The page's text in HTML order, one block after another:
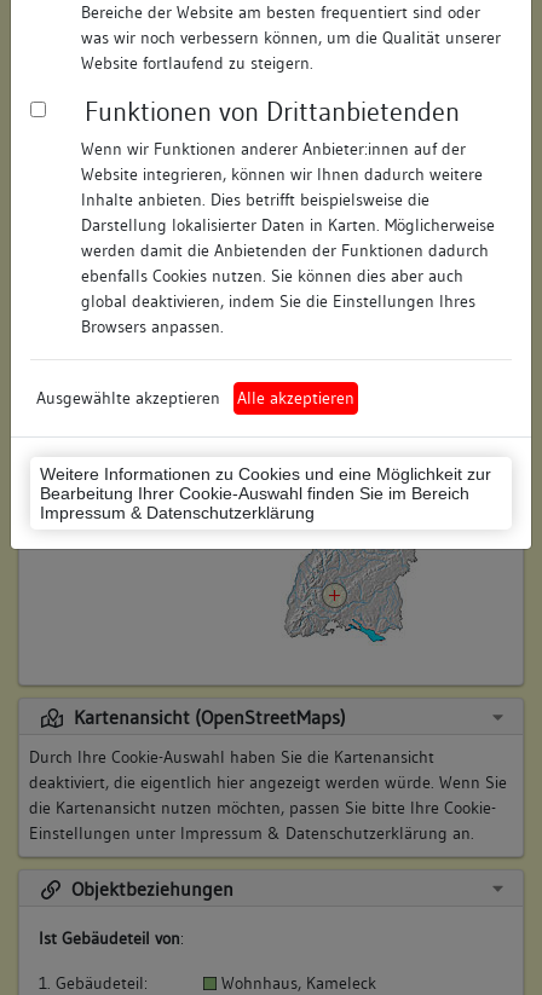
Bereiche der Website am besten frequentiert sind oder
was wir noch verbessern können, um die Qualität unserer
Website fortlaufend zu steigern.
Funktionen von Drittanbietenden
Wenn wir Funktionen anderer Anbieter:innen auf der
Website integrieren, können wir Ihnen dadurch weitere
Inhalte anbieten. Dies betrifft beispielsweise die
Darstellung lokalisierter Daten in Karten. Möglicherweise
werden damit die Anbietenden der Funktionen dadurch
ebenfalls Cookies nutzen. Sie können dies aber auch
global deaktivieren, indem Sie die Einstellungen Ihres
Browsers anpassen.
Ausgewählte akzeptieren Alle akzeptieren
Weitere Informationen zu Cookies und eine Möglichkeit zur
Bearbeitung Ihrer Cookie-Auswahl finden Sie im Bereich
Impressum & Datenschutzerklärung
Straße: Hauptstraße
Hausnummer: 41
Postleitzahl: 78628
Stadt-Teilort: Rottweil
Regierungsbezirk: Freiburg
Rottweil (Landkreis)
Wohnplatzschlüssel: 8325049025
Flurstücknummer: keine
Historischer Straßenname: keiner
Lage des Wohnplatzes:
Kartenansicht (OpenStreetMaps)
Durch Ihre Cookie-Auswahl haben Sie die Kartenansicht
deaktiviert, die eigentlich hier angezeigt werden würde. Wenn Sie
die Kartenansicht nutzen möchten, passen Sie bitte Ihre Cookie-
Einstellungen unter Impressum & Datenschutzerklärung an.
Objektbeziehungen
Ist Gebäudeteil von:
1. Gebäudeteil: Wohnhaus, Kameleck